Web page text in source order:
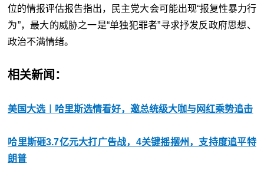
位的情报评估报告指出，民主党大会可能出现“报复性暴力行
为”，最大的威胁之一是“单独犯罪者”寻求抒发反政府思想、
政治不满情绪。
相关新闻：
美国大选︱哈里斯选情看好，邀总统级大咖与网红乘势追击
哈里斯砸3.7亿元大打广告战，4关键摇摆州，支持度追平特
朗普